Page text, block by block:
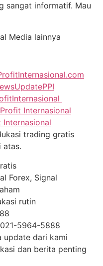
sangat informatif. Mau
Media lainnya
Internasional
Internasional
trading gratis
atas.
Forex, Signal
rutin
5964-5888
update dari kami
dan berita penting